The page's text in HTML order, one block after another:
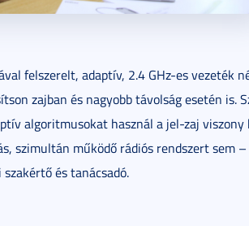
felszerelt, adaptív, 2.4 GHz-es vezeték
zajban és nagyobb távolság esetén is.
algoritmusokat használ a jel-zaj viszony
szimultán működő rádiós rendszert sem
és tanácsadó.